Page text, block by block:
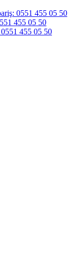
0551 455 05 50
455 05 50
0551 455 05 50